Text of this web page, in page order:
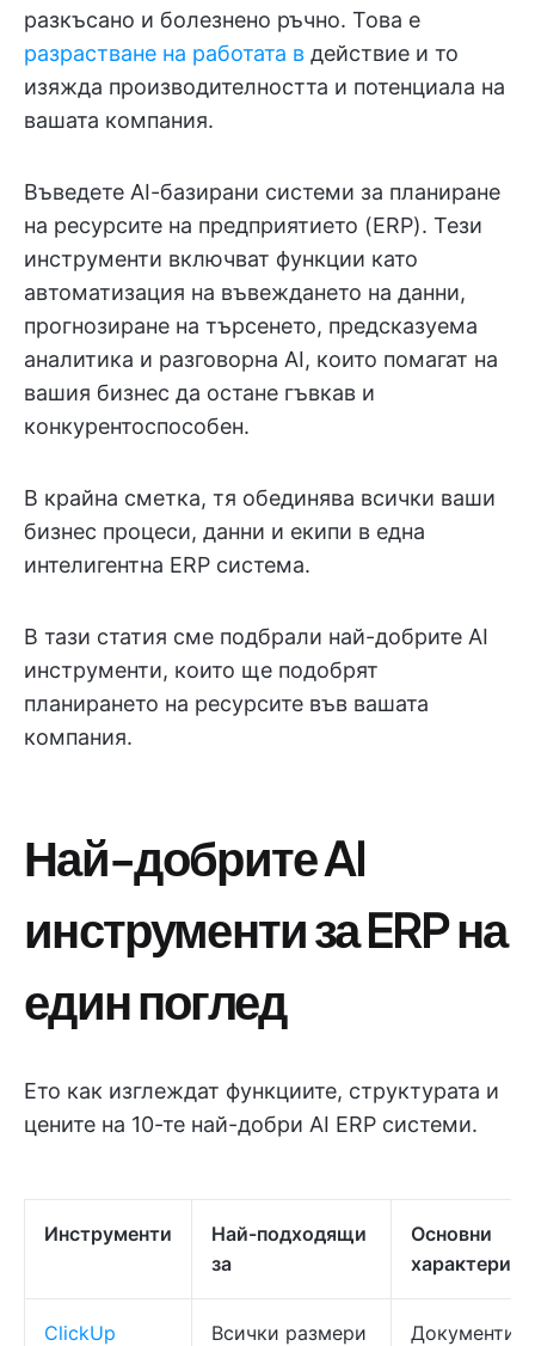
разкъсано и болезнено ръчно. Това е
разрастване на работата в действие и то
изяжда производителността и потенциала на
вашата компания.
Въведете AI-базирани системи за планиране
на ресурсите на предприятието (ERP). Тези
инструменти включват функции като
автоматизация на въвеждането на данни,
прогнозиране на търсенето, предсказуема
аналитика и разговорна AI, които помагат на
вашия бизнес да остане гъвкав и
конкурентоспособен.
В крайна сметка, тя обединява всички ваши
бизнес процеси, данни и екипи в една
интелигентна ERP система.
В тази статия сме подбрали най-добрите AI
инструменти, които ще подобрят
планирането на ресурсите във вашата
компания.
Най-добрите AI
инструменти за ERP на
един поглед
Ето как изглеждат функциите, структурата и
цените на 10-те най-добри AI ERP системи.
Инструменти
Най-подходящи
за
Основни
ClickUp
Всички размери
Документи